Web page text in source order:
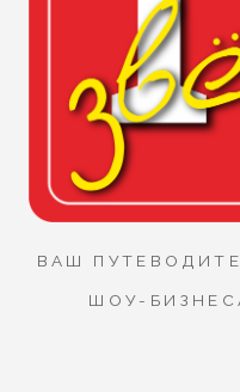
ВАШ
ШОУ-